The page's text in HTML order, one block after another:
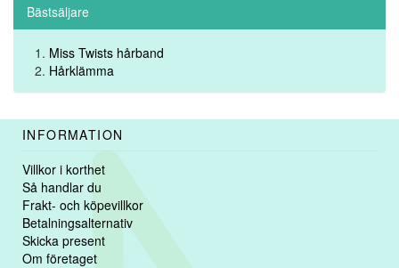
Bästsäljare
Miss Twists hårband
Hårklämma
INFORMATION
Villkor i korthet
Så handlar du
Frakt- och köpevillkor
Betalningsalternativ
Skicka present
Om företaget